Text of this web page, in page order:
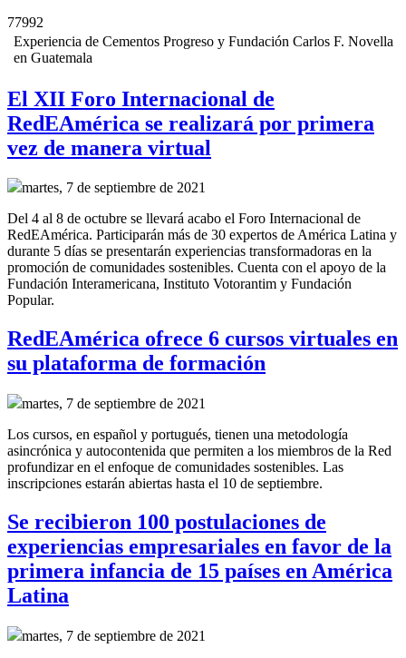
77992
Experiencia de Cementos Progreso y Fundación Carlos F. Novella
en Guatemala
El XII Foro Internacional de
RedEAmérica se realizará por primera
vez de manera virtual
martes, 7 de septiembre de 2021
Del 4 al 8 de octubre se llevará acabo el Foro Internacional de
RedEAmérica. Participarán más de 30 expertos de América Latina y
durante 5 días se presentarán experiencias transformadoras en la
promoción de comunidades sostenibles. Cuenta con el apoyo de la
Fundación Interamericana, Instituto Votorantim y Fundación
Popular.
RedEAmérica ofrece 6 cursos virtuales en
su plataforma de formación
martes, 7 de septiembre de 2021
Los cursos, en español y portugués, tienen una metodología
asincrónica y autocontenida que permiten a los miembros de la Red
profundizar en el enfoque de comunidades sostenibles. Las
inscripciones estarán abiertas hasta el 10 de septiembre.
Se recibieron 100 postulaciones de
experiencias empresariales en favor de la
primera infancia de 15 países en América
Latina
martes, 7 de septiembre de 2021